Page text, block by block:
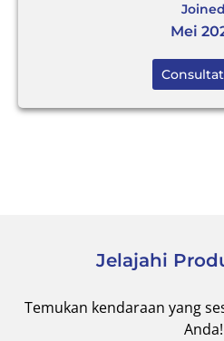
Joined
Mei
Jelajahi
Temukan kendaraan yang
Anda!